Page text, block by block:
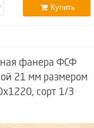
Купить
фанера ФСФ
21 мм размером
сорт 1/3